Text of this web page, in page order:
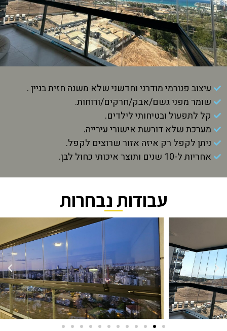
עיצוב פנורמי מודרני וחדשני שלא משנה חזית בניין .
שומר מפני גשם/אבק/חרקים/ורוחות.
קל לתפעול ובטיחותי לילדים.
מערכת שלא דורשת אישורי עירייה.
ניתן לקפל רק איזה אזור שרוצים לקפל.
אחריות ל-10 שנים ותוצר איכותי כחול לבן.
עבודות נבחרות